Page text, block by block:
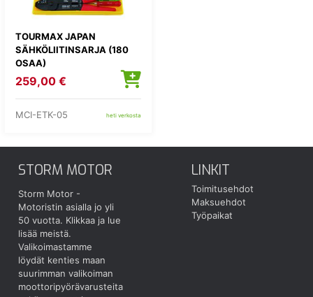
TOURMAX JAPAN
SÄHKÖLIITINSARJA (180
OSAA)
259,00 €
MCI-ETK-05 heti verkosta
STORM MOTOR
Storm Motor -
Motoristin asialla jo yli
50 vuotta. Klikkaa ja lue
lisää meistä.
Valikoimastamme
löydät kenties maan
suurimman valikoiman
moottoripyörävarusteita
LINKIT
Toimitusehdot
Maksuehdot
Työpaikat